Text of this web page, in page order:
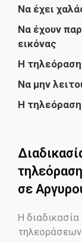
Να έχει
Να έχουν
εικόνας
Η τηλεόραση
Να μην
Η
σε
Η
τηλεοράσεων